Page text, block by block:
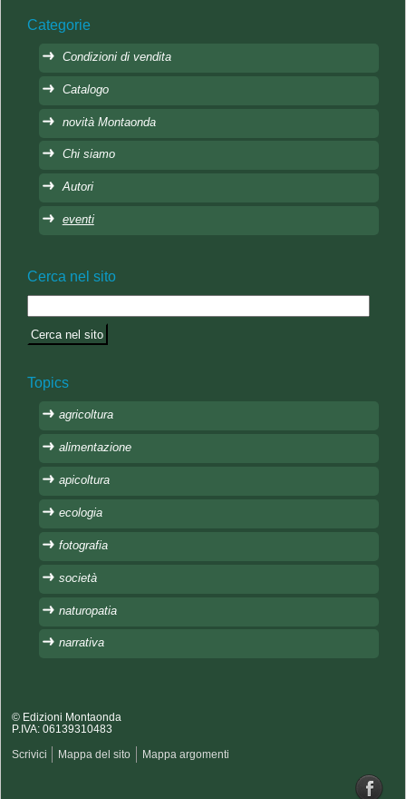
Categorie
Condizioni di vendita
Catalogo
novità Montaonda
Chi siamo
Autori
eventi
Cerca nel sito
Topics
agricoltura
alimentazione
apicoltura
ecologia
fotografia
società
naturopatia
narrativa
© Edizioni Montaonda
P.IVA: 06139310483
Scrivici Mappa del sito Mappa argomenti